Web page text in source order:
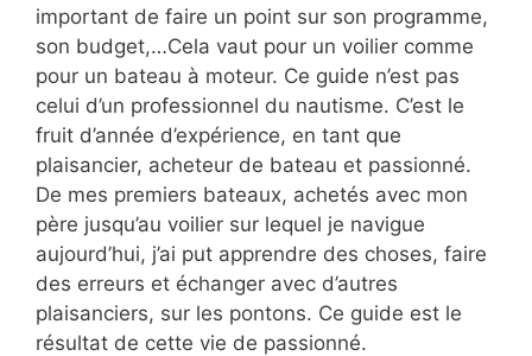
important de faire un point sur son programme,
son budget,…Cela vaut pour un voilier comme
pour un bateau à moteur. Ce guide n’est pas
celui d’un professionnel du nautisme. C’est le
fruit d’année d’expérience, en tant que
plaisancier, acheteur de bateau et passionné.
De mes premiers bateaux, achetés avec mon
père jusqu’au voilier sur lequel je navigue
aujourd’hui, j’ai put apprendre des choses, faire
des erreurs et échanger avec d’autres
plaisanciers, sur les pontons. Ce guide est le
résultat de cette vie de passionné.